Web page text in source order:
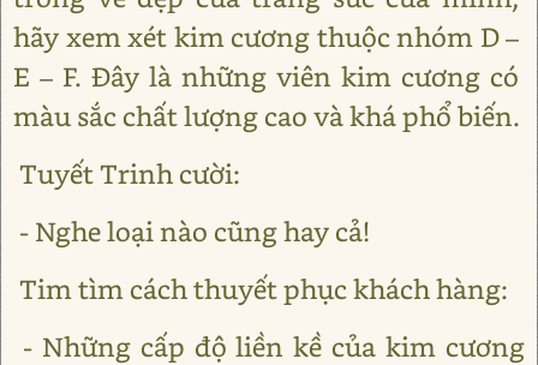
hãy xem xét kim cương thuộc nhóm D –
E – F. Đây là những viên kim cương có
màu sắc chất lượng cao và khá phổ biến.
Tuyết Trinh cười:
- Nghe loại nào cũng hay cả!
Tim tìm cách thuyết phục khách hàng:
- Những cấp độ liền kề của kim cương